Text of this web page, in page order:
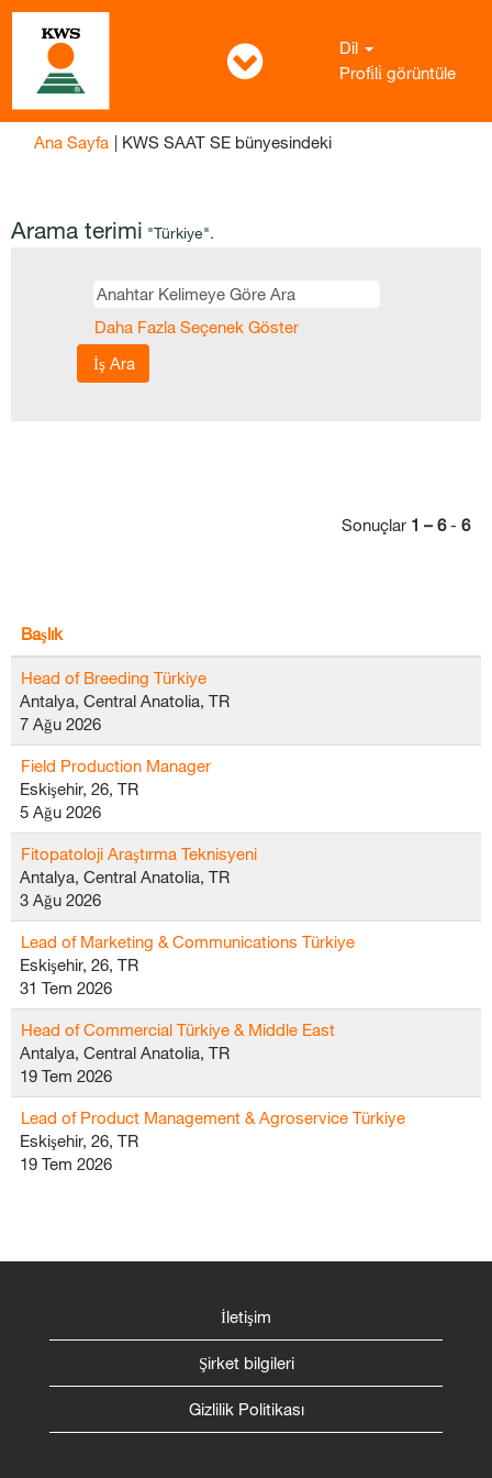
Dil
Profi̇li̇ görüntüle
Ana Sayfa | KWS SAAT SE bünyesindeki(mevcut
Arama terimi "Türkiye".
Daha Fazla Seçenek Göster
Sonuçlar 1 – 6- 6
Başlık
Head of Breeding Türkiye
Antalya, Central Anatolia, TR
7 Ağu 2026
Field Production Manager
Eskişehir, 26, TR
5 Ağu 2026
Fitopatoloji Araştırma Teknisyeni
Antalya, Central Anatolia, TR
3 Ağu 2026
Lead of Marketing & Communications Türkiye
Eskişehir, 26, TR
31 Tem 2026
Head of Commercial Türkiye & Middle East
Antalya, Central Anatolia, TR
19 Tem 2026
Lead of Product Management & Agroservice Türkiye
Eskişehir, 26, TR
19 Tem 2026
İletişim
Şirket bilgileri
Gizlilik Politikası